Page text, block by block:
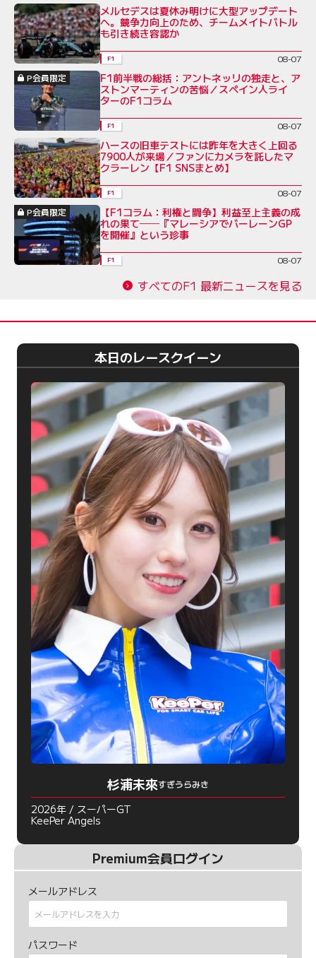
メルセデスは夏休み明けに大型アップデート
へ。競争力向上のため、チームメイトバトル
も引き続き容認か
F1
08-07
P会員限定
F1前半戦の総括：アントネッリの独走と、ア
ストンマーティンの苦悩／スペイン人ライ
ターのF1コラム
F1 08-07
ハースの旧車テストには昨年を大きく上回る
7900人が来場／ファンにカメラを託したマ
クラーレン【F1 SNSまとめ】
F1
08-07
P会員限定
【F1コラム：利権と闘争】利益至上主義の成
れの果て──『マレーシアでバーレーンGP
を開催』という珍事
F1 08-07
すべてのF1 最新ニュースを見る
本日のレースクイーン
杉浦未來すぎうらみき
2026年 / スーパーGT
KeePer Angels
Premium会員ログイン
メールアドレス
パスワード